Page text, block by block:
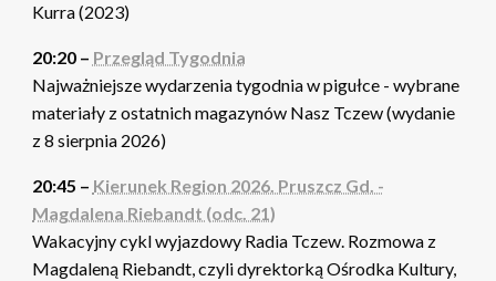
Kurra (2023)
20:20 – Przegląd Tygodnia
Najważniejsze wydarzenia tygodnia w pigułce - wybrane
materiały z ostatnich magazynów Nasz Tczew (wydanie
z 8 sierpnia 2026)
20:45 – Kierunek Region 2026. Pruszcz Gd. -
Magdalena Riebandt (odc. 21)
Wakacyjny cykl wyjazdowy Radia Tczew. Rozmowa z
Magdaleną Riebandt, czyli dyrektorką Ośrodka Kultury,